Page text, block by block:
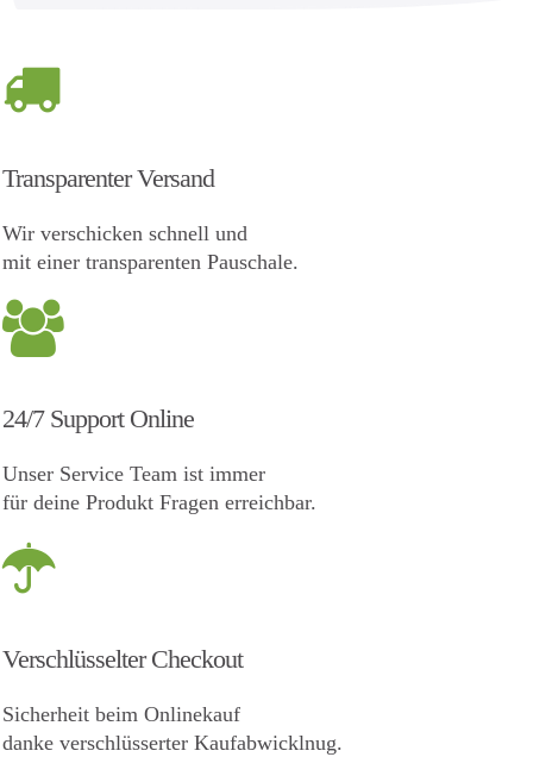
Transparenter Versand
Wir verschicken schnell und
mit einer transparenten Pauschale.
24/7 Support Online
Unser Service Team ist immer
für deine Produkt Fragen erreichbar.
Verschlüsselter Checkout
Sicherheit beim Onlinekauf
danke verschlüsserter Kaufabwicklnug.